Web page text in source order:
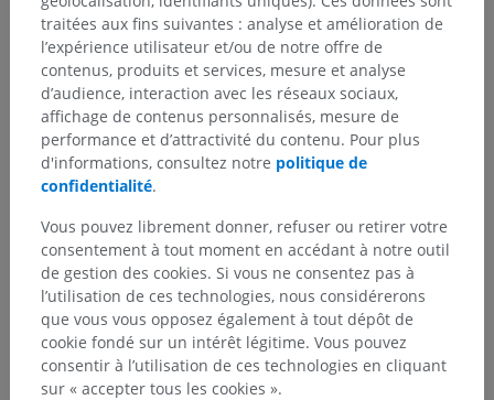
traitées aux fins suivantes : analyse et amélioration de
l’expérience utilisateur et/ou de notre offre de
contenus, produits et services, mesure et analyse
d’audience, interaction avec les réseaux sociaux,
affichage de contenus personnalisés, mesure de
performance et d’attractivité du contenu. Pour plus
d'informations, consultez notre politique de
confidentialité.
Vous pouvez librement donner, refuser ou retirer votre
consentement à tout moment en accédant à notre outil
de gestion des cookies. Si vous ne consentez pas à
l’utilisation de ces technologies, nous considérerons
que vous vous opposez également à tout dépôt de
cookie fondé sur un intérêt légitime. Vous pouvez
consentir à l’utilisation de ces technologies en cliquant
sur « accepter tous les cookies ».